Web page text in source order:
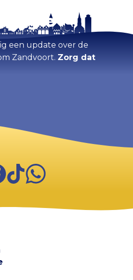
Kaart vergroten
een update over de
Zandvoort. Zorg dat
TikTokWhatsApp